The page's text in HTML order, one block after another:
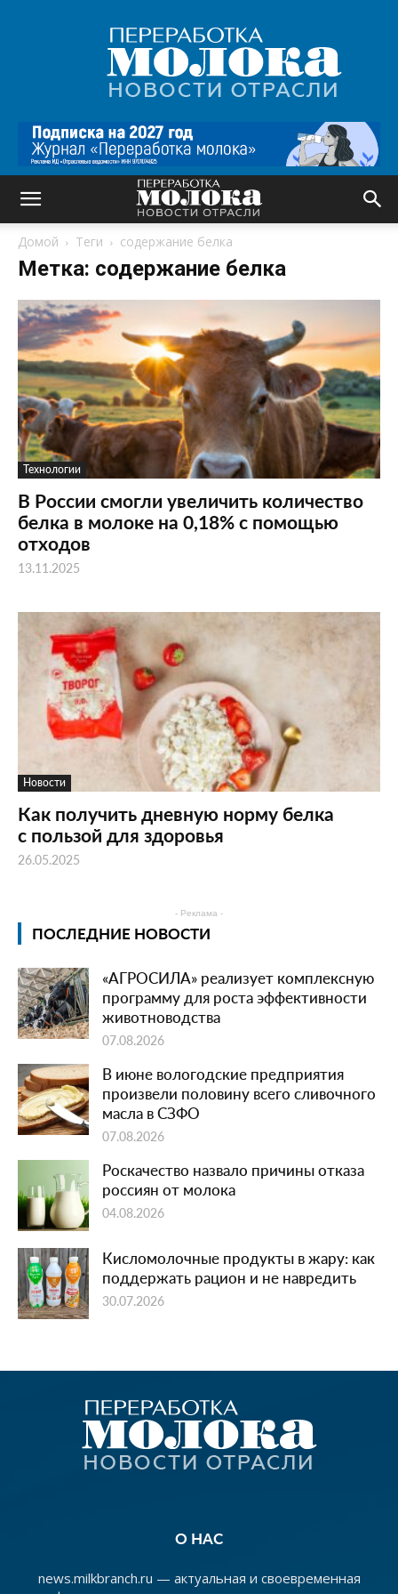
Переработка
молока
|
Новости
Домой Теги содержание белка
Метка: содержание белка
Технологии
В России смогли увеличить количество
белка в молоке на 0,18% с помощью
отходов
13.11.2025
Новости
Как получить дневную норму белка
с пользой для здоровья
26.05.2025
- Реклама -
ПОСЛЕДНИЕ НОВОСТИ
«АГРОСИЛА» реализует комплексную
программу для роста эффективности
животноводства
07.08.2026
В июне вологодские предприятия
произвели половину всего сливочного
масла в СЗФО
07.08.2026
Роскачество назвало причины отказа
россиян от молока
04.08.2026
Кисломолочные продукты в жару: как
поддержать рацион и не навредить
30.07.2026
О НАС
news.milkbranch.ru — актуальная и своевременная